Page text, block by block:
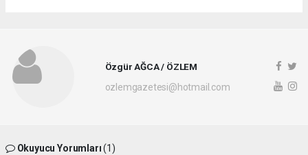
Özgür AĞCA / ÖZLEM
ozlemgazetesi@hotmail.com
Okuyucu Yorumları(1)